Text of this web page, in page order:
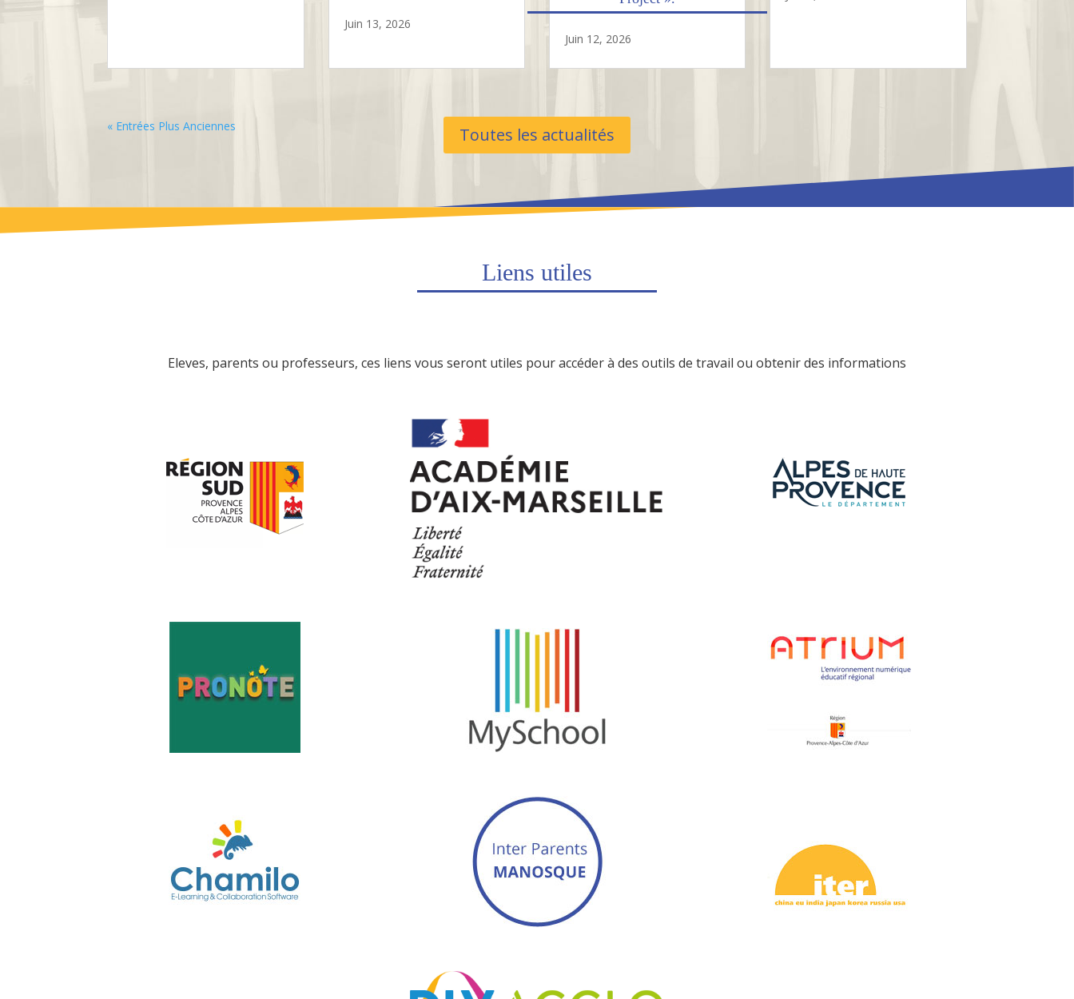
Juin 13, 2026
Juin 12, 2026
« Entrées Plus Anciennes Toutes les actualités
Liens utiles
Eleves, parents ou professeurs, ces liens vous seront utiles pour accéder à des outils de travail ou obtenir des informations